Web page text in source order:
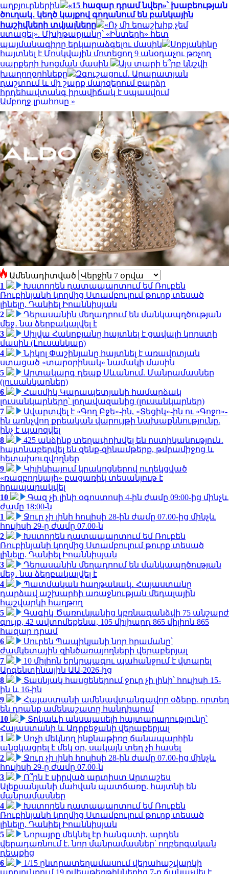
աղբյուրներին
«15 հազար դրամ նվեր»՝ խաբեության
ծուղակ․ կեղծ կայքով գողանում են բանկային
հաշիվների տվյալները
«Ոչ մի երաշխիք չեմ
ստացել». Մխիթարյանը՝ «Ինտերի» հետ
պայմանագիրը երկարաձգելու մասին
Սոբյանինը
հայտնել է Մոսկվային մոտեցող 9 անօդաչու թռչող
սարքերի խոցման մասին
Այս տարի ե՞րբ կնշվի
խաղողօրհնեքը
Զգուշացում․ Արարատյան
դաշտում և մի շարք մարզերում բարձր
հրդեհավտանգ իրավիճակ է սպասվում
Ամբողջ լրահոսը »
Ամենադիտված
1
Խստորեն դատապարտում եմ Ռուբեն
Ռուբինյանի կողմից Ստամբուլում թուրք տեսած
լինելը. Դանիել Իոաննիսյան
2
Դերասանին մեղադրում են մանկապղծության
մեջ․ նա ձերբակալվել է
3
Սիլվա Հակոբյանը հայտնել է ցավալի կորստի
մասին (Լուսանկար)
4
Նիկոլ Փաշինյանը հայտնել է առավոտյան
ստացած «տարօրինակ» նամակի մասին
5
Արտակարգ դեպք Սևանում. Մանրամասներ
(լուսանկարներ)
6
Հասմիկ Կարապետյանի համարձակ
լուսանկարները՝ լողավազանից (լուսանկարներ)
7
Ավարտվել է «Գող Բջե»-ին, «Տեցիկ»-ին ու «Գոջո»-
ին առնչվող քրեական վարույթի նախաքննությունը.
ինչ է պարզվել
8
425 անձինք տեղափոխվել են ոստիկանություն․
հայտնաբերվել են զենք-զինամթերք, թմրամիջոց և
հետախուզվողներ
9
Կիլիկիայում կրակոցներով ուղեկցված
«ռազբորկայի» բացառիկ տեսանյութ է
հրապարակվել
10
Գազ չի լինի օգոստոսի 4-ին ժամը 09:00-ից մինչև
ժամը 18:00-ն
1
Ջուր չի լինի հուլիսի 28-ին ժամը 07.00-ից մինչև
հուլիսի 29-ը ժամը 07.00-ն
2
Խստորեն դատապարտում եմ Ռուբեն
Ռուբինյանի կողմից Ստամբուլում թուրք տեսած
լինելը. Դանիել Իոաննիսյան
3
Դերասանին մեղադրում են մանկապղծության
մեջ․ նա ձերբակալվել է
4
Պատմական հաղթանակ․ Հայաստանը
դարձավ աշխարհի առաջնության մեդալային
հաշվարկի հաղթող
5
Գագիկ Ծառուկյանից կբռնագանձվի 75 անշարժ
գույք, 42 ավտոմեքենա, 105 միլիարդ 865 միլիոն 865
հազար դրամ
6
Սուրեն Պապիկյանի նոր հրամանը՝
ժամկետային զինծառայողների վերաբերյալ
7
10 միլիոն երկրպագու պահանջում է վտարել
Արգենտինային ԱԱ-2026-ից
8
Տասնյակ հասցեներում ջուր չի լինի՝ հուլիսի 15-
ին և 16-ին
9
Հայաստանի ամենավտանգավոր օձերը. որտեղ
են դրանք ամենաշատը հանդիպում
10
Տոկաևի անսպասելի հայտարարությունը՝
Հայաստանի և Ադրբեջանի վերաբերյալ
1
Սոչի մեկնող ինքնաթիռը ճանապարհին
անցկացրել է մեկ օր, սակայն տեղ չի հասել
2
Ջուր չի լինի հուլիսի 28-ին ժամը 07.00-ից մինչև
հուլիսի 29-ը ժամը 07.00-ն
3
Ո՞րն է սիրված արտիստ Արտաշես
Ալեքսանյանի մահվան պատճառը. հայտնի են
մանրամասներ
4
Խստորեն դատապարտում եմ Ռուբեն
Ռուբինյանի կողմից Ստամբուլում թուրք տեսած
լինելը. Դանիել Իոաննիսյան
5
Նորայրը մեկնել էր հանգստի, արդեն
վերադառնում է. նոր մանրամասներ՝ ողբերգական
դեպքից
6
1/15 ընտրատեղամասում վերահաշվարկի
արդյունքում 19 քվեաթերթիկներից 7-ը ճանաչվել է